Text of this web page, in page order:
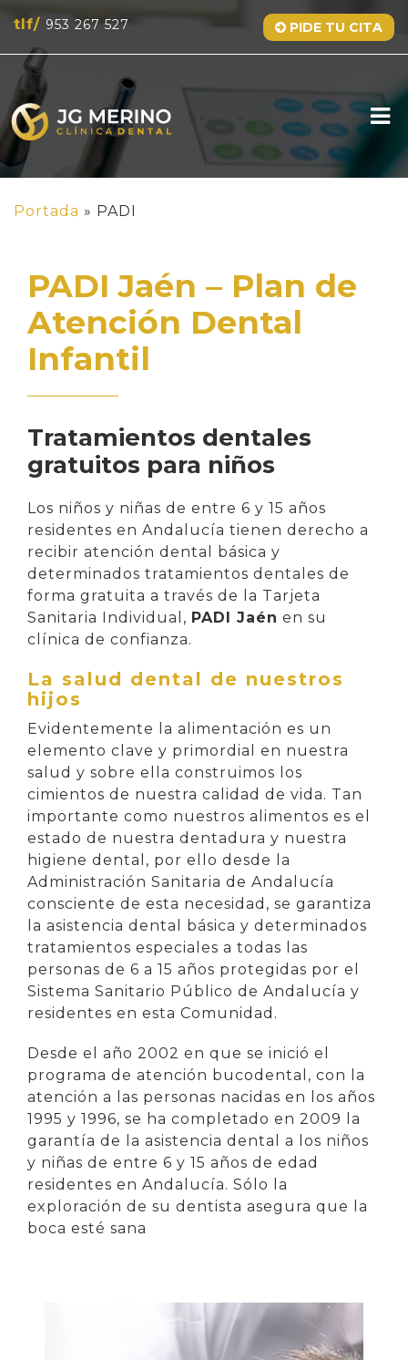
tlf/ 953 267 527 PIDE TU CITA
Portada » PADI
PADI Jaén – Plan de
Atención Dental
Infantil
Tratamientos dentales
gratuitos para niños
Los niños y niñas de entre 6 y 15 años
residentes en Andalucía tienen derecho a
recibir atención dental básica y
determinados tratamientos dentales de
forma gratuita a través de la Tarjeta
Sanitaria Individual, PADI Jaén en su
clínica de confianza.
La salud dental de nuestros
hijos
Evidentemente la alimentación es un
elemento clave y primordial en nuestra
salud y sobre ella construimos los
cimientos de nuestra calidad de vida. Tan
importante como nuestros alimentos es el
estado de nuestra dentadura y nuestra
higiene dental, por ello desde la
Administración Sanitaria de Andalucía
consciente de esta necesidad, se garantiza
la asistencia dental básica y determinados
tratamientos especiales a todas las
personas de 6 a 15 años protegidas por el
Sistema Sanitario Público de Andalucía y
residentes en esta Comunidad.
Desde el año 2002 en que se inició el
programa de atención bucodental, con la
atención a las personas nacidas en los años
1995 y 1996, se ha completado en 2009 la
garantía de la asistencia dental a los niños
y niñas de entre 6 y 15 años de edad
residentes en Andalucía. Sólo la
exploración de su dentista asegura que la
boca esté sana